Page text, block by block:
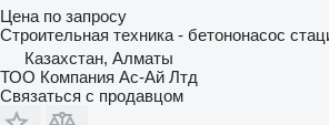
Цена по запросу
Строительная техника - бетононасос
Казахстан, Алматы
ТОО Компания Ас-Ай Лтд
Связаться с продавцом